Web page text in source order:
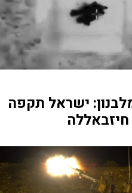
ישראל תקפה